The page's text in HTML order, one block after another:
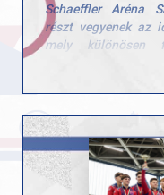
Schaeffler Aréna
részt vegyenek az
mely különösen
nemzetközi
kiválóan helyt állt
Mészáros
döntőbe
ezüstérmet